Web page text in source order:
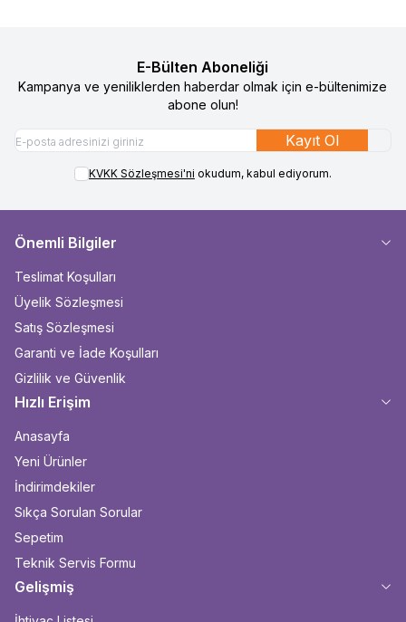
E-Bülten Aboneliği
Kampanya ve yeniliklerden haberdar olmak için e-bültenimize
abone olun!
Kayıt Ol
KVKK Sözleşmesi'ni okudum, kabul ediyorum.
Önemli Bilgiler
Teslimat Koşulları
Üyelik Sözleşmesi
Satış Sözleşmesi
Garanti ve İade Koşulları
Gizlilik ve Güvenlik
Hızlı Erişim
Anasayfa
Yeni Ürünler
İndirimdekiler
Sıkça Sorulan Sorular
Sepetim
Teknik Servis Formu
Gelişmiş